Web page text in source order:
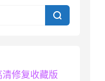

清修复收藏版